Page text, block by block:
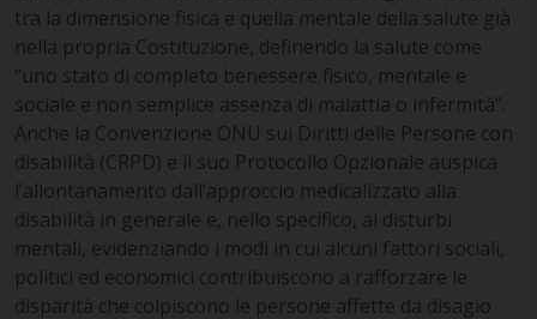
tra la dimensione fisica e quella mentale della salute già
nella propria Costituzione, definendo la salute come
“uno stato di completo benessere fisico, mentale e
sociale e non semplice assenza di malattia o infermità”.
Anche la Convenzione ONU sui Diritti delle Persone con
disabilità (CRPD) e il suo Protocollo Opzionale auspica
l’allontanamento dall’approccio medicalizzato alla
disabilità in generale e, nello specifico, ai disturbi
mentali, evidenziando i modi in cui alcuni fattori sociali,
politici ed economici contribuiscono a rafforzare le
disparità che colpiscono le persone affette da disagio